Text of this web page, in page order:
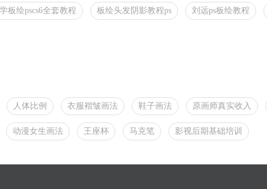
板绘pscs6全套教程 板绘头发阴影教程ps 刘远ps板绘教程
人体比例 衣服褶皱画法 鞋子画法 原画师真实收入
动漫女生画法 王座杯 马克笔 影视后期基础培训